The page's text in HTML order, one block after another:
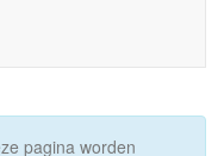
pagina worden